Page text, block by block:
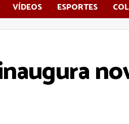
VÍDEOS ESPORTES